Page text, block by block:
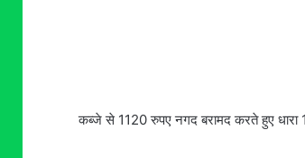
कब्जे से 1120 रुपए नगद बरामद करते हुए